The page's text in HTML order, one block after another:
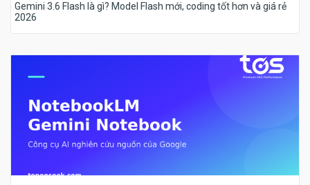
Gemini 3.6 Flash là gì? Model Flash mới, coding tốt hơn và giá rẻ
2026